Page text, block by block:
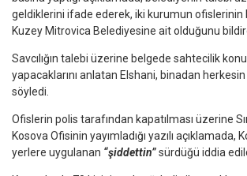
geldiklerini ifade ederek, iki kurumun ofislerinin
Kuzey Mitrovica Belediyesine ait olduğunu
Savcılığın talebi üzerine belgede sahtecilik
yapacaklarını anlatan Elshani, binadan herkesin
söyledi.
Ofislerin polis tarafından kapatılması üzerine
Kosova Ofisinin yayımladığı yazılı açıklamada,
yerlere uygulanan “şiddettin”sürdüğü iddia